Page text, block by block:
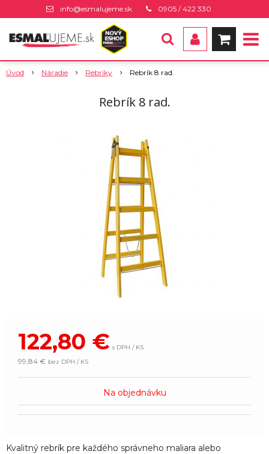
info@esmalujeme.sk 0905 / 422 330
Úvod Náradie Rebríky Rebrík 8 rad.
Rebrík 8 rad.
122,80 € s DPH / KS
99,84 € bez DPH / KS
Na objednávku
Kvalitný rebrík pre každého správneho maliara alebo